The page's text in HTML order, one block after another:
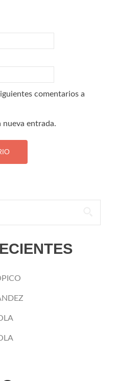
comentarios a
nueva entrada.